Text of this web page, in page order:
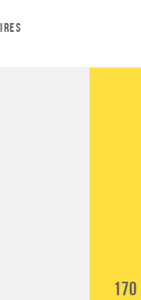
170